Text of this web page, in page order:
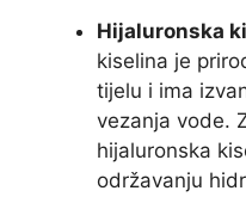
Hijaluronska
kiselina je
tijelu i ima
vezanja vode.
hijaluronska
održavanju